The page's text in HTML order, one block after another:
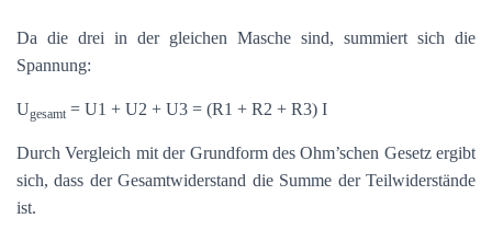
Da die drei in der gleichen Masche sind, summiert sich die
Spannung:
Ugesamt = U1 + U2 + U3 = (R1 + R2 + R3) I
Durch Vergleich mit der Grundform des Ohm’schen Gesetz ergibt
sich, dass der Gesamtwiderstand die Summe der Teilwiderstände
ist.